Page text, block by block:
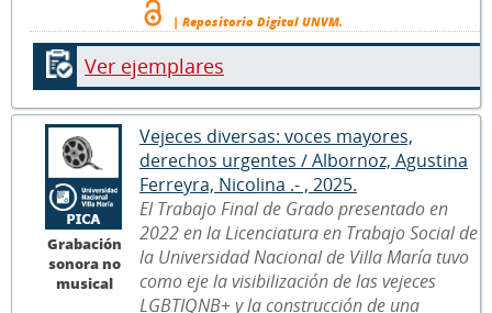
| Repositorio Digital UNVM.
Ver ejemplares
Grabación
sonora no
musical
Vejeces diversas: voces mayores,
derechos urgentes / Albornoz, Agustina
Ferreyra, Nicolina .- , 2025.
El Trabajo Final de Grado presentado en
2022 en la Licenciatura en Trabajo Social de
la Universidad Nacional de Villa María tuvo
como eje la visibilización de las vejeces
LGBTIQNB+ y la construcción de una